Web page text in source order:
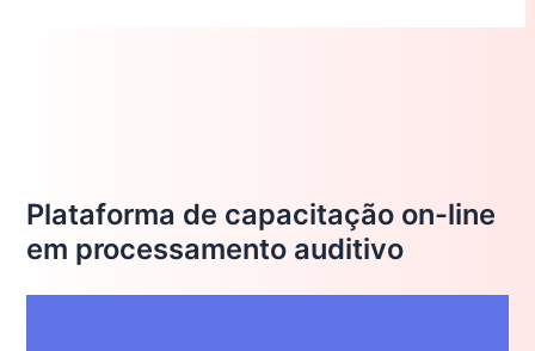
Plataforma de capacitação on-line
em processamento auditivo